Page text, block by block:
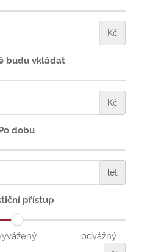
Kč
budu vkládat
Kč
dobu
let
přístup
odvážný